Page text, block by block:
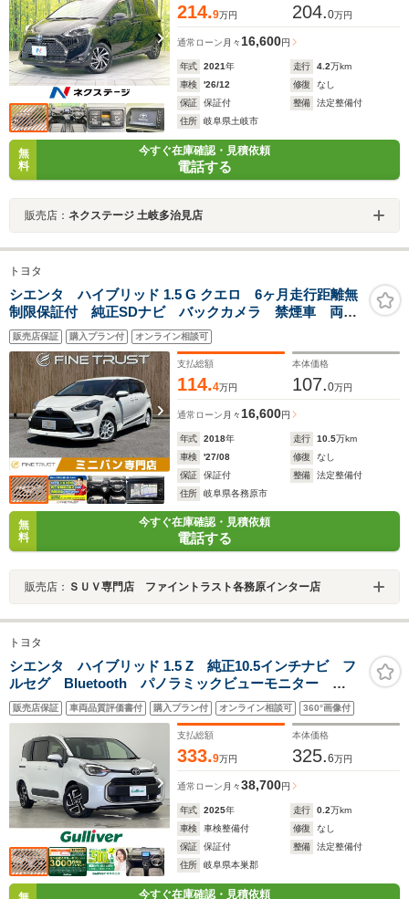
214.9万円 204.0万円
通常ローン 月々 16,600円
年式 2021年 走行 4.2万km
車検
'26/12 修復
なし
保証
保証付 整備
法定整備付
住所
岐阜県土岐市
無
料
今すぐ在庫確認・見積依頼
電話する
販売店： ネクステージ 土岐多治見店
トヨタ
シエンタ ハイブリッド 1.5 G クエロ 6ヶ月走行距離無
制限保証付 純正SDナビ バックカメラ 禁煙車 両側
電動スライドドア 衝突軽減ブレーキ フルセグTV モ
デリスタフルエアロ Bluetooth対応 ETC クリアラン
スソナー 15インチアルミホイール
販売店保証 購入プラン付 オンライン相談可
支払総額
114.4万円
本体価格
107.0万円
通常ローン 月々 16,600円
年式 2018年 走行 10.5万km
車検
'27/08 修復
なし
保証
保証付 整備
法定整備付
住所
岐阜県各務原市
無
料
今すぐ在庫確認・見積依頼
電話する
販売店： ＳＵＶ専門店 ファイントラスト各務原インター店
トヨタ
シエンタ ハイブリッド 1.5 Z 純正10.5インチナビ フ
ルセグ Bluetooth パノラミックビューモニター
AC100V 両側パワースライドドア ブラインドスポット
モニター アダプティブクルーズコントロール プッシ
ュスタート
販売店保証 車両品質評価書付 購入プラン付 オンライン相談可 360°画像付
支払総額
333.9万円
本体価格
325.6万円
通常ローン 月々38,700円
年式 2025年 走行 0.2万km
車検
車検整備付 修復
なし
保証
保証付 整備
法定整備付
住所
岐阜県本巣郡
今すぐ在庫確認・見積依頼